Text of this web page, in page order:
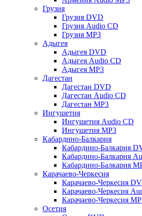
Грузия
Грузия DVD
Грузия Audio CD
Грузия MP3
Адыгея
Адыгея DVD
Адыгея Audio CD
Адыгея MP3
Дагестан
Дагестан DVD
Дагестан Audio CD
Дагестан MP3
Ингушетия
Ингушетия Audio CD
Ингушетия MP3
Кабардино-Балкария
Кабардино-Балкария
Кабардино-Балкария
Кабардино-Балкария
Карачаево-Черкесия
Карачаево-Черкесия
Карачаево-Черкесия
Карачаево-Черкесия
Осетия